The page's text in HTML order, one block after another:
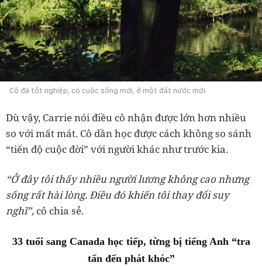
Cô đã tốt nghiệp, có cuộc sống mới, ở một đất nước mới.
Dù vậy, Carrie nói điều cô nhận được lớn hơn nhiều
so với mất mát. Cô dần học được cách không so sánh
“tiến độ cuộc đời” với người khác như trước kia.
“Ở đây tôi thấy nhiều người lương không cao nhưng
sống rất hài lòng. Điều đó khiến tôi thay đổi suy
nghĩ”, cô chia sẻ.
33 tuổi sang Canada học tiếp, từng bị tiếng Anh “tra
tấn đến phát khóc”